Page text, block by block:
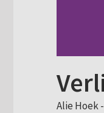
Alie Hoek